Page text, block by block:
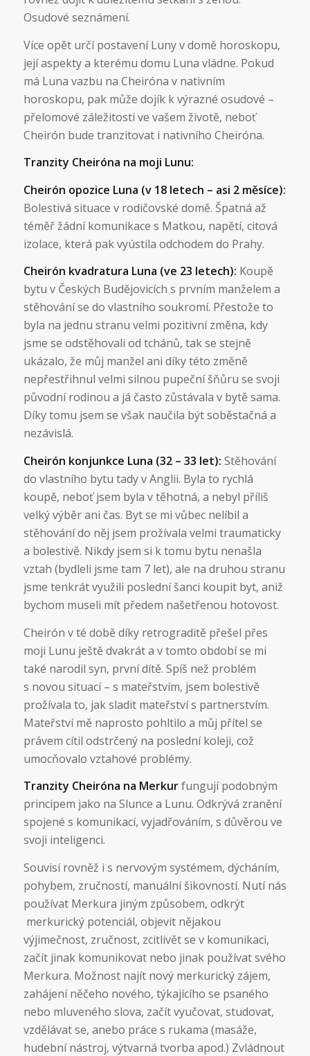
Osudové seznámení.
Více opět určí postavení Luny v domě horoskopu,
její aspekty a kterému domu Luna vládne. Pokud
má Luna vazbu na Cheiróna v nativním
horoskopu, pak může dojík k výrazné osudové –
přelomové záležitosti ve vašem životě, neboť
Cheirón bude tranzitovat i nativního Cheiróna.
Tranzity Cheiróna na moji Lunu:
Cheirón opozice Luna (v 18 letech – asi 2 měsíce):
Bolestivá situace v rodičovské domě. Špatná až
téměř žádní komunikace s Matkou, napětí, citová
izolace, která pak vyústila odchodem do Prahy.
Cheirón kvadratura Luna (ve 23 letech): Koupě
bytu v Českých Budějovicích s prvním manželem a
stěhování se do vlastního soukromí. Přestože to
byla na jednu stranu velmi pozitivní změna, kdy
jsme se odstěhovali od tchánů, tak se stejně
ukázalo, že můj manžel ani díky této změně
nepřestřihnul velmi silnou pupeční šňůru se svoji
původní rodinou a já často zůstávala v bytě sama.
Díky tomu jsem se však naučila být soběstačná a
nezávislá.
Cheirón konjunkce Luna (32 – 33 let): Stěhování
do vlastního bytu tady v Anglii. Byla to rychlá
koupě, neboť jsem byla v těhotná, a nebyl příliš
velký výběr ani čas. Byt se mi vůbec nelíbil a
stěhování do něj jsem prožívala velmi traumaticky
a bolestivě. Nikdy jsem si k tomu bytu nenašla
vztah (bydleli jsme tam 7 let), ale na druhou stranu
jsme tenkrát využili poslední šanci koupit byt, aniž
bychom museli mít předem našetřenou hotovost.
Cheirón v té době díky retrograditě přešel přes
moji Lunu ještě dvakrát a v tomto období se mi
také narodil syn, první dítě. Spíš než problém
s novou situací – s mateřstvím, jsem bolestivě
prožívala to, jak sladit mateřství s partnerstvím.
Mateřství mě naprosto pohltilo a můj přítel se
právem cítil odstrčený na poslední koleji, což
umocňovalo vztahové problémy.
Tranzity Cheiróna na Merkurfungují podobným
principem jako na Slunce a Lunu. Odkrývá zranění
spojené s komunikací, vyjadřováním, s důvěrou ve
svoji inteligenci.
Souvisí rovněž i s nervovým systémem, dýcháním,
pohybem, zručností, manuální šikovností. Nutí nás
používat Merkura jiným způsobem, odkrýt
merkurický potenciál, objevit nějakou
výjimečnost, zručnost, zcitlivět se v komunikaci,
začít jinak komunikovat nebo jinak používat svého
Merkura. Možnost najít nový merkurický zájem,
zahájení něčeho nového, týkajícího se psaného
nebo mluveného slova, začít vyučovat, studovat,
vzdělávat se, anebo práce s rukama (masáže,
hudební nástroj, výtvarná tvorba apod.) Zvládnout